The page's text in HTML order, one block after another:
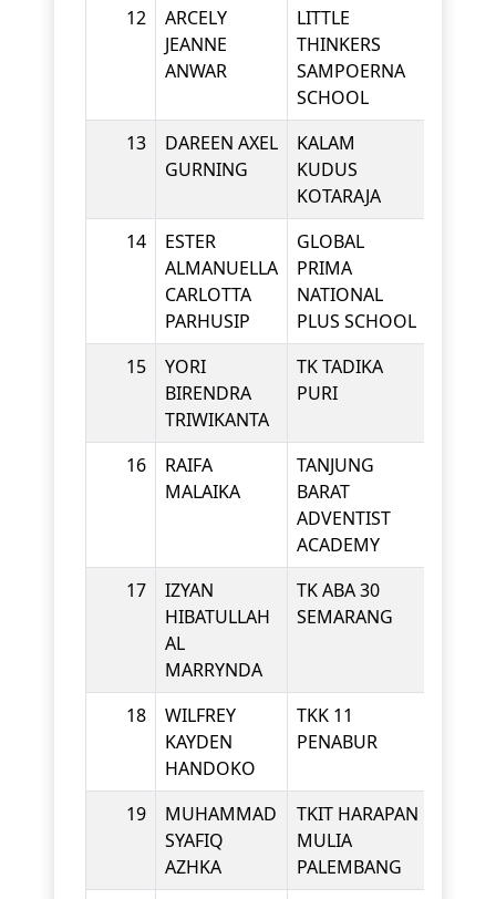
12
ARCELY
JEANNE
ANWAR
LITTLE
THINKERS
SAMPOERNA
SCHOOL
13
DAREEN AXEL
GURNING
KALAM
KUDUS
KOTARAJA
14
ESTER
ALMANUELLA
CARLOTTA
PARHUSIP
GLOBAL
PRIMA
NATIONAL
PLUS SCHOOL
15
YORI
BIRENDRA
TRIWIKANTA
TK TADIKA
PURI
16
RAIFA
MALAIKA
TANJUNG
BARAT
ADVENTIST
ACADEMY
17
IZYAN
HIBATULLAH
AL
MARRYNDA
TK ABA 30
SEMARANG
18
WILFREY
KAYDEN
HANDOKO
TKK 11
PENABUR
19
MUHAMMAD
SYAFIQ
AZHKA
TKIT HARAPAN
MULIA
PALEMBANG